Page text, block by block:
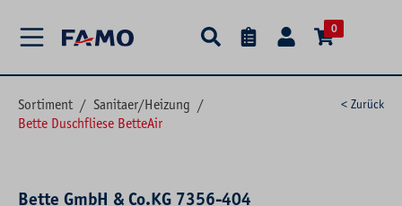
0
Sortiment / Sanitaer/Heizung /
Bette Duschfliese BetteAir
< Zurück
Bette GmbH & Co.KG 7356-404